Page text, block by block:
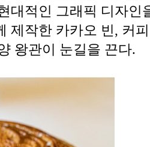
대적인 그래픽 디자인
제작한 카카오 빈, 커
왕관이 눈길을 끈다.